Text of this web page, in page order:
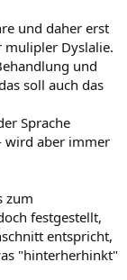
und daher erst
mulipler Dyslalie.
und
soll auch das
Sprache
wird aber immer
zum
festgestellt,
entspricht,
"hinterherhinkt"